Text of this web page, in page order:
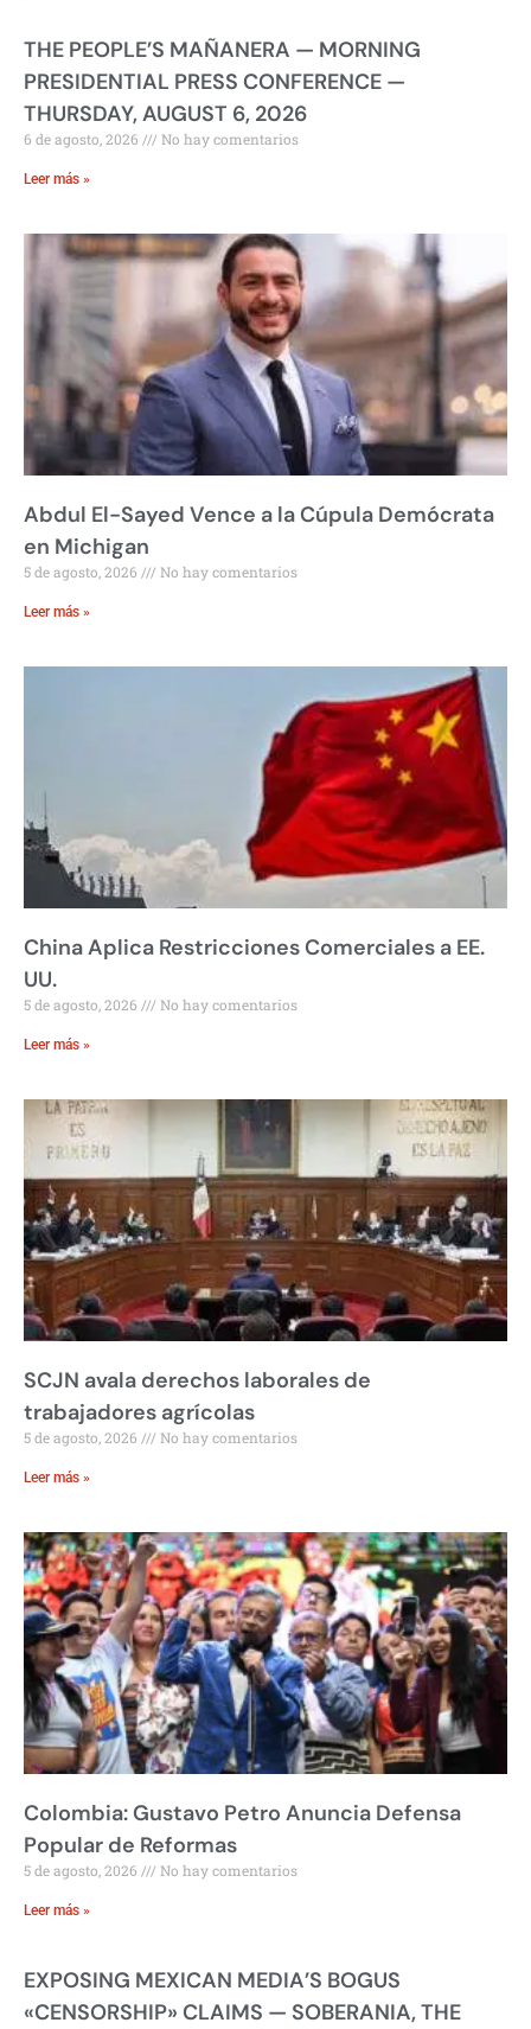
THE PEOPLE’S MAÑANERA — MORNING
PRESIDENTIAL PRESS CONFERENCE —
THURSDAY, AUGUST 6, 2026
6 de agosto, 2026 No hay comentarios
Leer más »
Abdul El-Sayed Vence a la Cúpula Demócrata
en Michigan
5 de agosto, 2026 No hay comentarios
Leer más »
China Aplica Restricciones Comerciales a EE.
UU.
5 de agosto, 2026 No hay comentarios
Leer más »
SCJN avala derechos laborales de
trabajadores agrícolas
5 de agosto, 2026 No hay comentarios
Leer más »
Colombia: Gustavo Petro Anuncia Defensa
Popular de Reformas
5 de agosto, 2026 No hay comentarios
Leer más »
EXPOSING MEXICAN MEDIA’S BOGUS
«CENSORSHIP» CLAIMS — SOBERANIA, THE